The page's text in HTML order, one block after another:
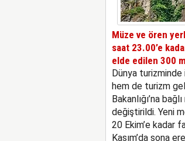
Müze ve ören
saat 23.00’e
elde edilen 300
Dünya turizminde
hem de turizm
Bakanlığı’na
değiştirildi. Yeni
20 Ekim’e kadar
Kasım’da sona